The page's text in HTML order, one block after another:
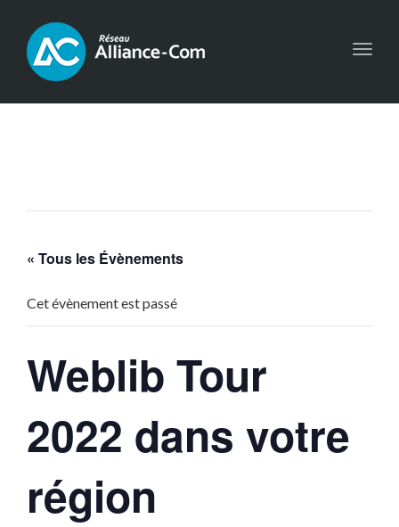
« Tous les Évènements
Cet évènement est passé
Weblib Tour
2022 dans votre
région